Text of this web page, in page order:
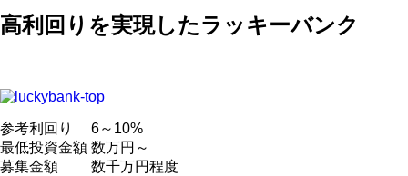
高利回りを実現したラッキーバンク
参考利回り
6～10%
最低投資金額 数万円～
募集金額
数千万円程度